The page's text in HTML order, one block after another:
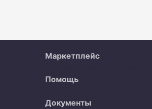
Маркетплейс
Помощь
Документы